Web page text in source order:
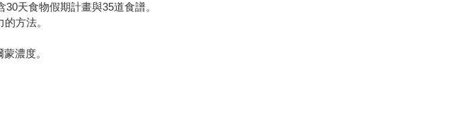
天食物假期計畫與35道食譜。
方法。
濃度。